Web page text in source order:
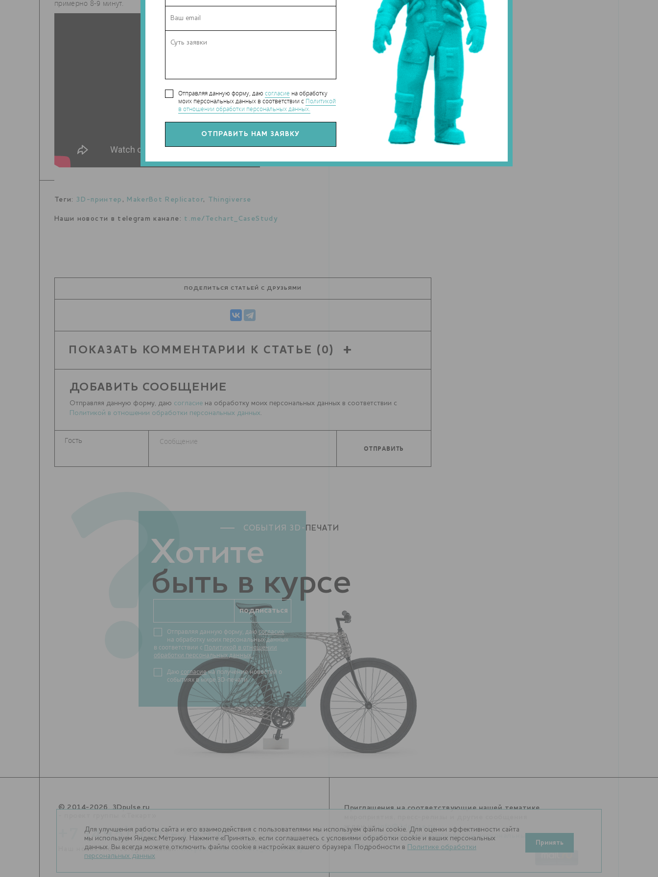
Отправляя данную форму, даю согласие на обработку
моих персональных данных в соответствии с Политикой
в отношении обработки персональных данных.
примерно 8-9 минут.
Теги:3D-принтер , MakerBot Replicator, Thingiverse
Наши новости в telegram канале: t.me/Techart_CaseStudy
ПОДЕЛИТЬСЯ СТАТЬЕЙ С ДРУЗЬЯМИ
ПОКАЗАТЬ КОММЕНТАРИИ К СТАТЬЕ (0)
ДОБАВИТЬ СООБЩЕНИЕ
Отправляя данную форму, даю согласие на обработку моих персональных данных в соответствии с
Политикой в отношении обработки персональных данных.
?
Хотите
быть в курсе
СОБЫТИЯ 3D- ПЕЧАТИ
Отправляя данную форму, даюсогласие
на обработку моих персональных данных
в соответствии с Политикой в отношении
обработки персональных данных.
Даю согласиена получение новостей о
событиях в мире 3D-печати.
© 2014-2026. 3Dpulse.ru
+7 (495) 790-7591, доб. 113
Наш новостной telegram канал:https://t.me/Techart_CaseStudy
Приглашения на соответствующие нашей тематике
ждем наinfo@3dpulse.ru.
Политика в отношении обработки персональных
данных
Для улучшения работы сайта и его взаимодействия с пользователями мы используем файлы cookie. Для оценки эффективности сайта
мы используем Яндекс.Метрику. Нажмите «Принять», если соглашаетесь с условиями обработки cookie и ваших персональных
данных. Вы всегда можете отключить файлы cookie в настройках вашего браузера. Подробности в
Политике обработки
персональных данных
Принять